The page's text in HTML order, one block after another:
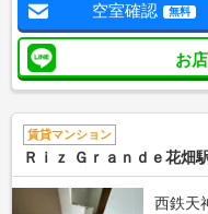
空室確認 無料
お
賃貸マンション
Ｒｉｚ Ｇｒａｎｄｅ花畑
西鉄天